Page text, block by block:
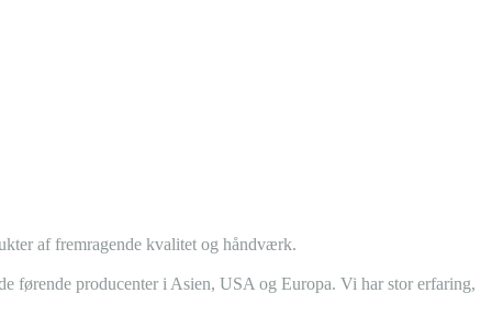
af fremragende kvalitet og håndværk.
førende producenter i Asien, USA og Europa. Vi har stor erfaring,